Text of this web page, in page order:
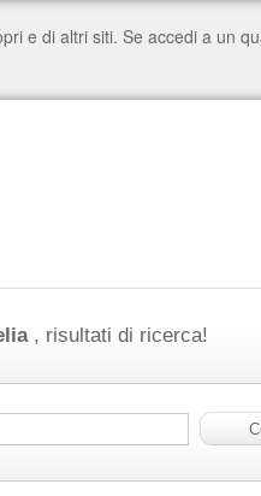
, risultati di ricerca!